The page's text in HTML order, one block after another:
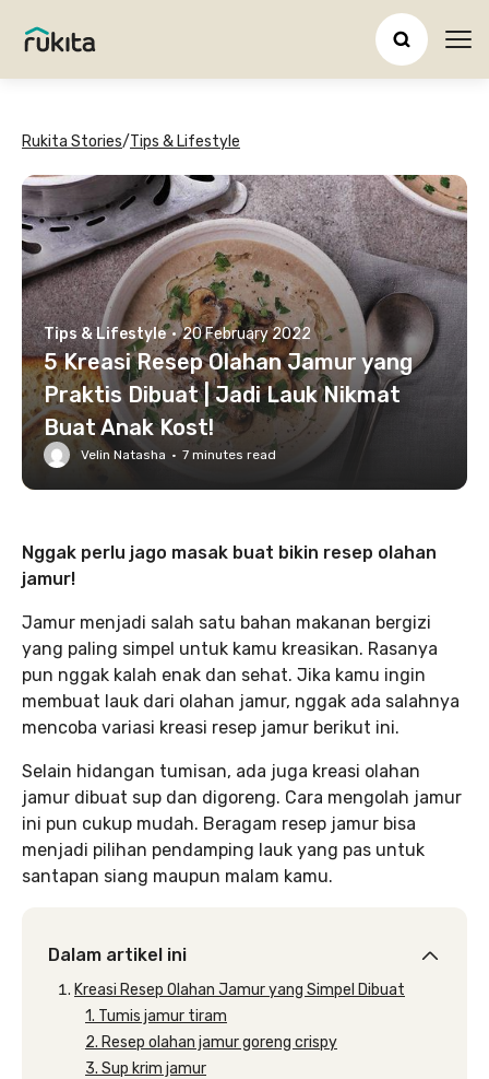
Rukita Stories/Tips & Lifestyle
Tips & Lifestyle · 20 February 2022
5 Kreasi Resep Olahan Jamur yang
Praktis Dibuat | Jadi Lauk Nikmat
Buat Anak Kost!
Velin Natasha · 7 minutes read
Nggak perlu jago masak buat bikin resep olahan
jamur!
Jamur menjadi salah satu bahan makanan bergizi
yang paling simpel untuk kamu kreasikan. Rasanya
pun nggak kalah enak dan sehat. Jika kamu ingin
membuat lauk dari olahan jamur, nggak ada salahnya
mencoba variasi kreasi resep jamur berikut ini.
Selain hidangan tumisan, ada juga kreasi olahan
jamur dibuat sup dan digoreng. Cara mengolah jamur
ini pun cukup mudah. Beragam resep jamur bisa
menjadi pilihan pendamping lauk yang pas untuk
santapan siang maupun malam kamu.
Dalam artikel ini
Kreasi Resep Olahan Jamur yang Simpel Dibuat
1. Tumis jamur tiram
2. Resep olahan jamur goreng crispy
3. Sup krim jamur